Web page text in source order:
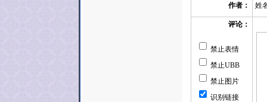
作者： 姓
评论：
禁止表情
禁止UBB
禁止图片
识别链接